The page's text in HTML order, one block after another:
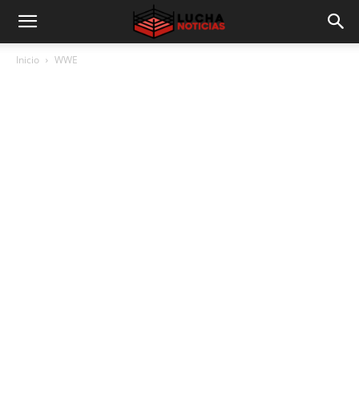
Inicio WWE